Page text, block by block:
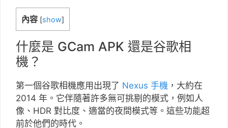
內容 [show]
什麼是 GCam APK 還是谷歌相
機？
第一個谷歌相機應用出現了 Nexus 手機 ，大約在
2014 年。它伴隨著許多無可挑剔的模式，例如人
像、HDR 對比度、適當的夜間模式等。這些功能超
前於他們的時代。